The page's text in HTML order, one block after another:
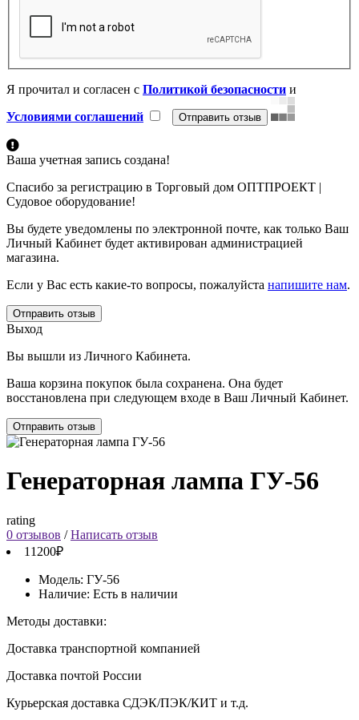
Я прочитал и согласен с Политикой безопасности и
Условиями соглашений
Ваша учетная запись создана!
Спасибо за регистрацию в Торговый дом ОПТПРОЕКТ |
Судовое оборудование!
Вы будете уведомлены по электронной почте, как только Ваш
Личный Кабинет будет активирован администрацией
магазина.
Если у Вас есть какие-то вопросы, пожалуйста напишите нам.
Отправить отзыв
Выход
Вы вышли из Личного Кабинета.
Ваша корзина покупок была сохранена. Она будет
восстановлена при следующем входе в Ваш Личный Кабинет.
Отправить отзыв
Генераторная лампа ГУ-56
rating
0 отзывов /Написать отзыв
11200₽
Модель: ГУ-56
Наличие: Есть в наличии
Методы доставки:
Доставка транспортной компанией
Доставка почтой России
Курьерская доставка СДЭК/ПЭК/КИТ и т.д.